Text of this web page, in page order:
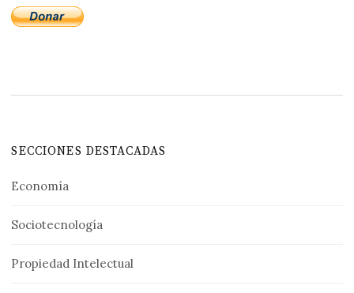
SECCIONES DESTACADAS
Economía
Sociotecnología
Propiedad Intelectual